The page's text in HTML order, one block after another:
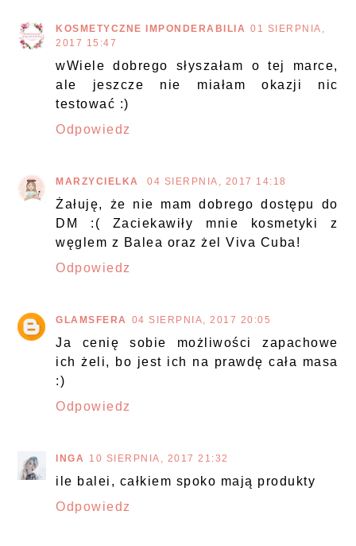
KOSMETYCZNE IMPONDERABILIA
01 SIERPNIA,
2017 15:47
wWiele dobrego słyszałam o tej marce,
ale jeszcze nie miałam okazji nic
testować :)
Odpowiedz
MARZYCIELKA 04 SIERPNIA, 2017 14:18
Żałuję, że nie mam dobrego dostępu do
DM :( Zaciekawiły mnie kosmetyki z
węglem z Balea oraz żel Viva Cuba!
Odpowiedz
GLAMSFERA 04 SIERPNIA, 2017 20:05
Ja cenię sobie możliwości zapachowe
ich żeli, bo jest ich na prawdę cała masa
:)
Odpowiedz
INGA 10 SIERPNIA, 2017 21:32
ile balei, całkiem spoko mają produkty
Odpowiedz